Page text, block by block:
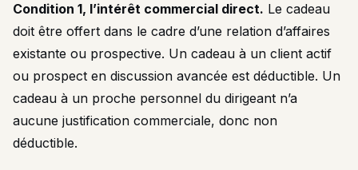
Condition 1, l’intérêt commercial direct. Le cadeau
doit être offert dans le cadre d’une relation d’affaires
existante ou prospective. Un cadeau à un client actif
ou prospect en discussion avancée est déductible. Un
cadeau à un proche personnel du dirigeant n’a
aucune justification commerciale, donc non
déductible.